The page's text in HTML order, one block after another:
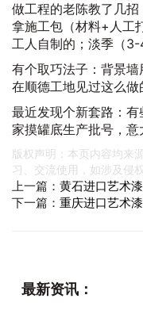
做工程的老陈教了几
拿施工包（材料+人工
工人自制的；淡季（3-
有个取巧法子：背景墙
在顺德工地见过这么做
最近发现个新套路：
家摸罐底生产批号，意
版权声明：本页内容均来
习、交流使用，如涉及侵
上一篇： 黄石进口艺术
下一篇： 重庆进口艺术
最新资讯：